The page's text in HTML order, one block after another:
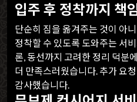
입주 후 정착까지 책
단순히 짐을 옮겨주는 것이 아
정착할 수 있도록 도와주는 서
론, 동선까지 고려한 정리 덕분
더 만족스러웠습니다. 추가 요
감사했습니다.